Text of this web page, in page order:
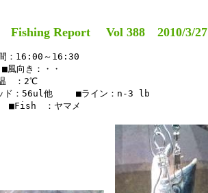
Report Vol 388 2010/3/27
：16:00～16:30
向き：・・
　：2℃
：56ul他 　　■ライン：n-3 lb
■Fish　：ヤマメ